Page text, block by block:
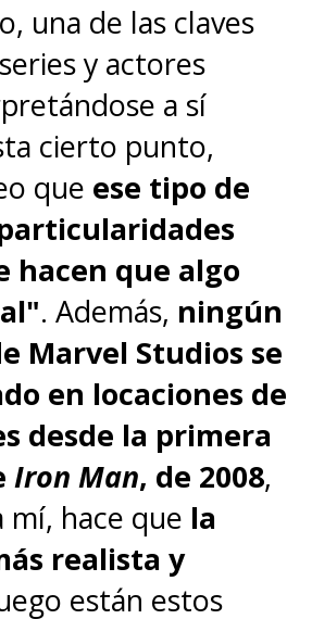
una de las claves
y actores
a sí
cierto punto,
que ese tipo de
hacen que algo
. Además, ningún
Marvel Studios se
en locaciones de
desde la primera
Iron Man, de 2008,
mí, hace que la
realista y
están estos